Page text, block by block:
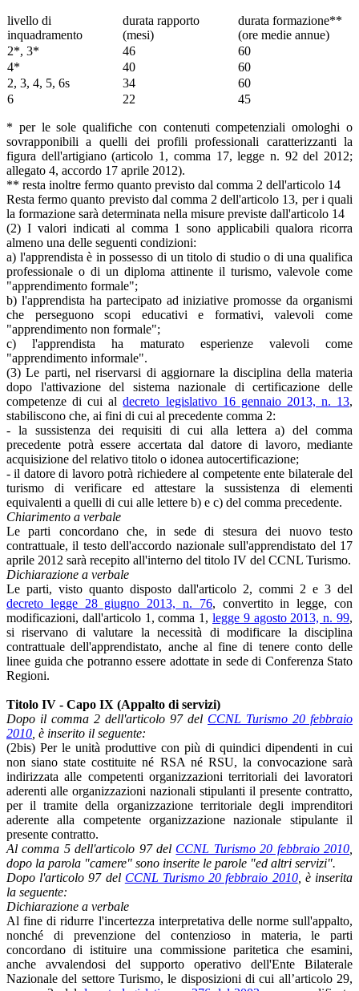
livello di
inquadramento
durata rapporto
(mesi)
durata formazione**
(ore medie annue)
2*, 3*
46
60
4*
40
60
2, 3, 4, 5, 6s
34
60
6
22 45
* per le sole qualifiche con contenuti competenziali omologhi o
sovrapponibili a quelli dei profili professionali caratterizzanti la
figura dell'artigiano (articolo 1, comma 17, legge n. 92 del 2012;
allegato 4, accordo 17 aprile 2012).
** resta inoltre fermo quanto previsto dal comma 2 dell'articolo 14
Resta fermo quanto previsto dal comma 2 dell'articolo 13, per i quali
la formazione sarà determinata nella misure previste dall'articolo 14
(2) I valori indicati al comma 1 sono applicabili qualora ricorra
almeno una delle seguenti condizioni:
a) l'apprendista è in possesso di un titolo di studio o di una qualifica
professionale o di un diploma attinente il turismo, valevole come
"apprendimento formale";
b) l'apprendista ha partecipato ad iniziative promosse da organismi
che perseguono scopi educativi e formativi, valevoli come
"apprendimento non formale";
c) l'apprendista ha maturato esperienze valevoli come
"apprendimento informale".
(3) Le parti, nel riservarsi di aggiornare la disciplina della materia
dopo l'attivazione del sistema nazionale di certificazione delle
competenze di cui aldecreto legislativo 16 gennaio 2013, n. 13,
stabiliscono che, ai fini di cui al precedente comma 2:
- la sussistenza dei requisiti di cui alla lettera a) del comma
precedente potrà essere accertata dal datore di lavoro, mediante
acquisizione del relativo titolo o idonea autocertificazione;
- il datore di lavoro potrà richiedere al competente ente bilaterale del
turismo di verificare ed attestare la sussistenza di elementi
equivalenti a quelli di cui alle lettere b) e c) del comma precedente.
Chiarimento a verbale
Le parti concordano che, in sede di stesura dei nuovo testo
contrattuale, il testo dell'accordo nazionale sull'apprendistato del 17
aprile 2012 sarà recepito all'interno del titolo IV del CCNL Turismo.
Dichiarazione a verbale
Le parti, visto quanto disposto dall'articolo 2, commi 2 e 3 del
decreto legge 28 giugno 2013, n. 76, convertito in legge, con
modificazioni, dall'articolo 1, comma 1, legge 9 agosto 2013, n. 99,
si riservano di valutare la necessità di modificare la disciplina
contrattuale dell'apprendistato, anche al fine di tenere conto delle
linee guida che potranno essere adottate in sede di Conferenza Stato
Regioni.
Titolo IV - Capo IX (Appalto di servizi)
Dopo il comma 2 dell'articolo 97 del CCNL Turismo 20 febbraio
2010 , è inserito il seguente:
(2bis) Per le unità produttive con più di quindici dipendenti in cui
non siano state costituite né RSA né RSU, la convocazione sarà
indirizzata alle competenti organizzazioni territoriali dei lavoratori
aderenti alle organizzazioni nazionali stipulanti il presente contratto,
per il tramite della organizzazione territoriale degli imprenditori
aderente alla competente organizzazione nazionale stipulante il
presente contratto.
Al comma 5 dell'articolo 97 del CCNL Turismo 20 febbraio 2010
dopo la parola "camere" sono inserite le parole "ed altri servizi".
Dopo l'articolo 97 del CCNL Turismo 20 febbraio 2010, è inserita
la seguente:
Dichiarazione a verbale
Al fine di ridurre l'incertezza interpretativa delle norme sull'appalto,
nonché di prevenzione del contenzioso in materia, le parti
concordano di istituire una commissione paritetica che esamini,
anche avvalendosi del supporto operativo dell'Ente Bilaterale
Nazionale del settore Turismo, le disposizioni di cui all’articolo 29,